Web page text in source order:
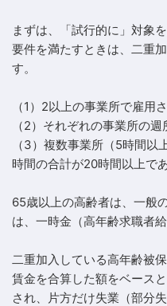
まずは、「試行的に」対象
要件を満たすときは、二重
す。
（1）2以上の事業所で雇用
（2）それぞれの事業所の
（3）複数事業所（5時間以
時間の合計が20時間以上で
65歳以上の高齢者は、一般
は、一時金（高年齢求職者
二重加入している高年齢被
賃金を合算した額をベース
され、片方だけ失業（部分